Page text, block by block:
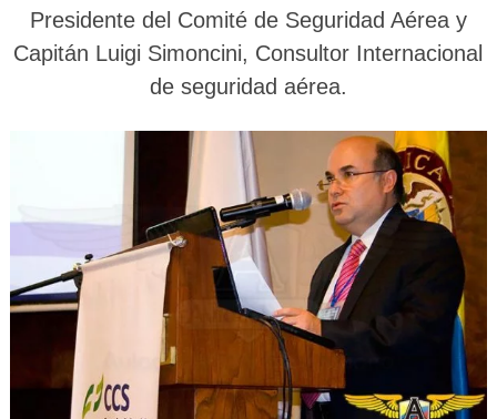
Presidente del Comité de Seguridad Aérea y
Capitán Luigi Simoncini, Consultor Internacional
de seguridad aérea.